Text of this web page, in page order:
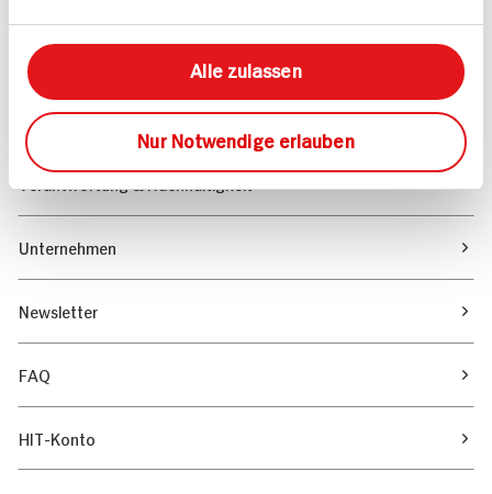
Alle zulassen
Nur Notwendige erlauben
Marktfinder
Unser Magazin
Unternehmen
Newsletter
FAQ
HIT-Konto